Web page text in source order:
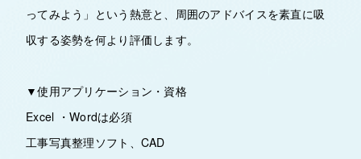
ってみよう」という熱意と、周囲のアドバイスを素直に吸
収する姿勢を何より評価します。
▼使用アプリケーション・資格
Excel ・Wordは必須
工事写真整理ソフト、CAD